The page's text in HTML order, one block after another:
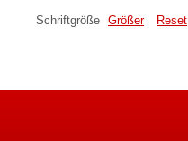
Schriftgröße Größer Reset